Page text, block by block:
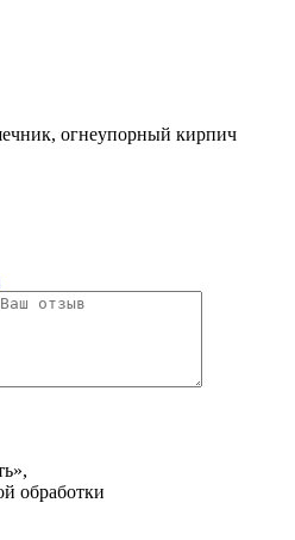
огнеупорный кирпич
обработки